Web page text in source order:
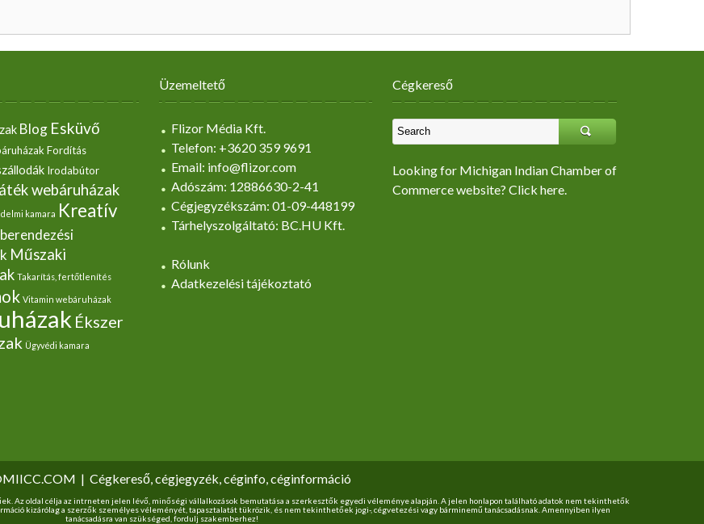
Blog Esküvő
Fordítás
Irodabútor
webáruházak
kamara Kreatív
Műszaki
Takarítás, fertőtlenítés
Vitamin webáruházak
Ékszer
Ügyvédi kamara
Üzemeltető
Flizor Média Kft.
Telefon: +3620 359 9691
Email: info@flizor.com
Adószám: 12886630-2-41
Cégjegyzékszám: 01-09-448199
Tárhelyszolgáltató: BC.HU Kft.
Rólunk
Adatkezelési tájékoztató
Cégkereső
Looking for Michigan Indian Chamber of
Commerce website? Click here.
| Cégkereső, cégjegyzék, céginfo, céginformáció
Az oldal célja az intrneten jelen lévő, minőségi vállalkozások bemutatása a szerkesztők egyedi véleménye alapján. A jelen honlapon található adatok nem tekinthetők
kizárólag a szerzők személyes véleményét, tapasztalatát tükrözik, és nem tekinthetőek jogi-, cégvetezési vagy bárminemű tanácsadásnak. Amennyiben ilyen
tanácsadásra van szükséged, fordulj szakemberhez!